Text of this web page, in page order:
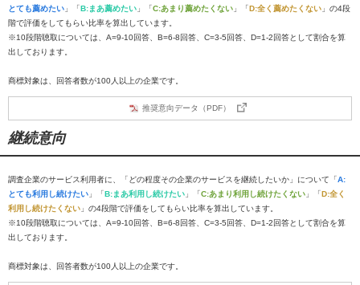
とても薦めたい 」「B:まあ薦めたい 」「C:あまり薦めたくない 」「D:全く薦めたくない 」の4段
階で評価をしてもらい比率を算出しています。
※10段階聴取については、A=9-10回答、B=6-8回答、C=3-5回答、D=1-2回答として割合を算
出しております。
商標対象は、回答者数が100人以上の企業です。
推奨意向データ（PDF）
継続意向
調査企業のサービス利用者に、「どの程度その企業のサービスを継続したいか」について「A:
とても利用し続けたい 」「B:まあ利用し続けたい 」「C:あまり利用し続けたくない 」「D:全く
利用し続けたくない 」の4段階で評価をしてもらい比率を算出しています。
※10段階聴取については、A=9-10回答、B=6-8回答、C=3-5回答、D=1-2回答として割合を算
出しております。
商標対象は、回答者数が100人以上の企業です。